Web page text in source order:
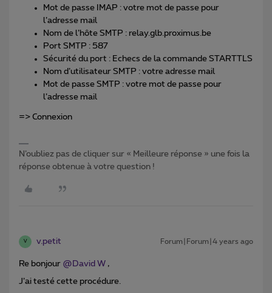
Mot de passe IMAP : votre mot de passe pour
l’adresse mail
Nom de l’hôte SMTP : relay.glb.proximus.be
Port SMTP : 587
Sécurité du port : Echecs de la commande STARTTLS
Nom d’utilisateur SMTP : votre adresse mail
Mot de passe SMTP : votre mot de passe pour
l’adresse mail
=> Connexion
N’oubliez pas de cliquer sur « Meilleure réponse » une fois la
réponse obtenue à votre question !
V v.petit Forum|Forum|4 years ago
Re bonjour @David W ,
J’ai testé cette procédure.